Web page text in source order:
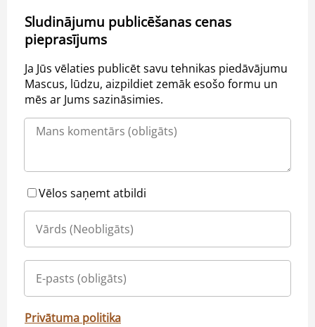
Sludinājumu publicēšanas cenas
pieprasījums
Ja Jūs vēlaties publicēt savu tehnikas piedāvājumu
Mascus, lūdzu, aizpildiet zemāk esošo formu un
mēs ar Jums sazināsimies.
Vēlos saņemt atbildi
Privātuma politika